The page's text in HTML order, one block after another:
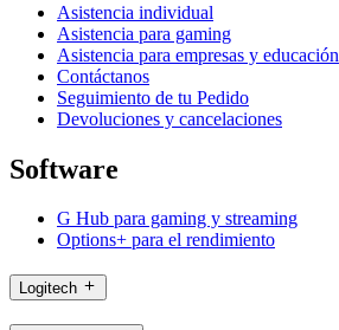
Asistencia individual
Asistencia para gaming
Asistencia para empresas y educación
Contáctanos
Seguimiento de tu Pedido
Devoluciones y cancelaciones
Software
G Hub para gaming y streaming
Options+ para el rendimiento
Logitech